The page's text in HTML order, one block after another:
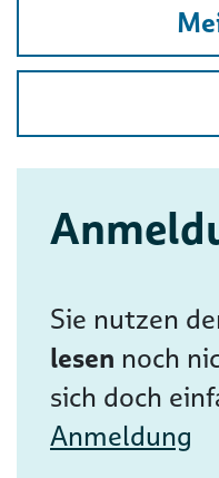
Sie nutzen
lesen noch
sich doch
Anmeldung